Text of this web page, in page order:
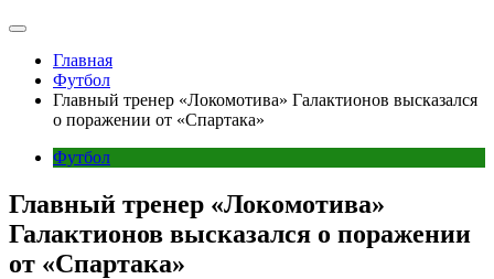
Главная
Футбол
Главный тренер «Локомотива» Галактионов высказался
о поражении от «Спартака»
Футбол
Главный тренер «Локомотива»
Галактионов высказался о поражении
от «Спартака»